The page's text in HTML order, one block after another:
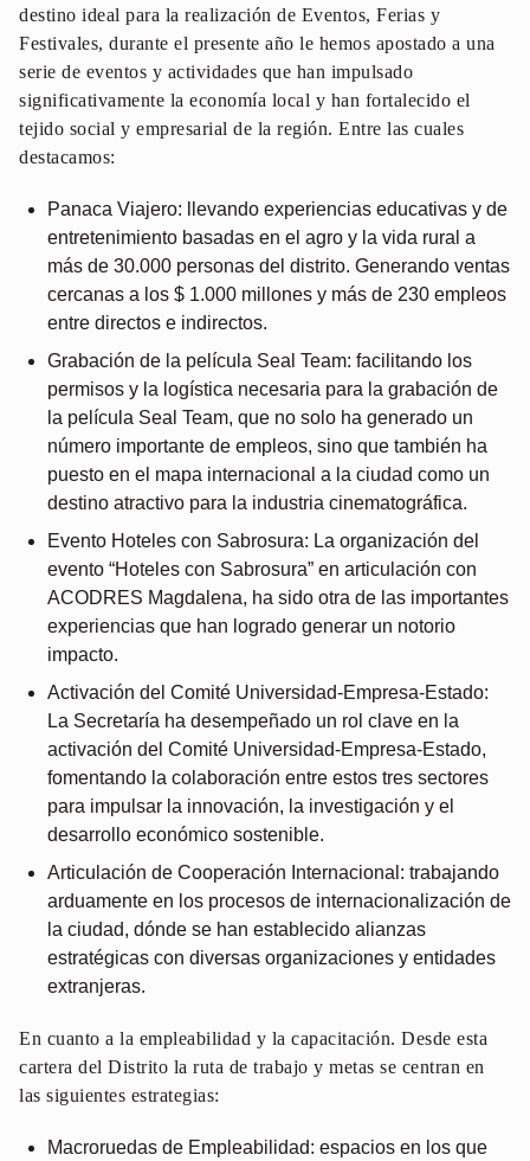
destino ideal para la realización de Eventos, Ferias y
Festivales, durante el presente año le hemos apostado a una
serie de eventos y actividades que han impulsado
significativamente la economía local y han fortalecido el
tejido social y empresarial de la región. Entre las cuales
destacamos:
Panaca Viajero: llevando experiencias educativas y de
entretenimiento basadas en el agro y la vida rural a
más de 30.000 personas del distrito. Generando ventas
cercanas a los $ 1.000 millones y más de 230 empleos
entre directos e indirectos.
Grabación de la película Seal Team: facilitando los
permisos y la logística necesaria para la grabación de
la película Seal Team, que no solo ha generado un
número importante de empleos, sino que también ha
puesto en el mapa internacional a la ciudad como un
destino atractivo para la industria cinematográfica.
Evento Hoteles con Sabrosura: La organización del
evento “Hoteles con Sabrosura” en articulación con
ACODRES Magdalena, ha sido otra de las importantes
experiencias que han logrado generar un notorio
impacto.
Activación del Comité Universidad-Empresa-Estado:
La Secretaría ha desempeñado un rol clave en la
activación del Comité Universidad-Empresa-Estado,
fomentando la colaboración entre estos tres sectores
para impulsar la innovación, la investigación y el
desarrollo económico sostenible.
Articulación de Cooperación Internacional: trabajando
arduamente en los procesos de internacionalización de
la ciudad, dónde se han establecido alianzas
estratégicas con diversas organizaciones y entidades
extranjeras.
En cuanto a la empleabilidad y la capacitación. Desde esta
cartera del Distrito la ruta de trabajo y metas se centran en
las siguientes estrategias:
Macroruedas de Empleabilidad: espacios en los que